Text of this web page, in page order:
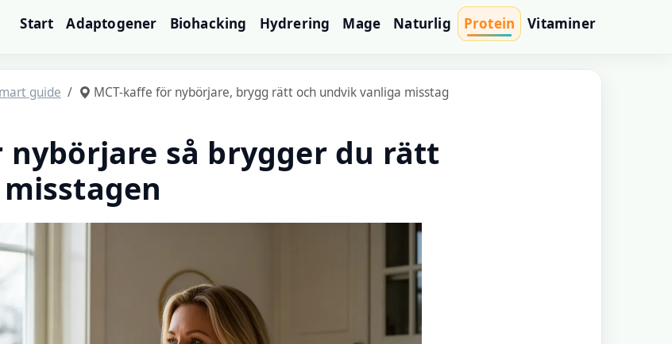
Start Adaptogener Biohacking Hydrering Mage Naturlig Protein Vitaminer
guide MCT-kaffe för nybörjare, brygg rätt och undvik vanliga misstag
nybörjare så brygger du rätt